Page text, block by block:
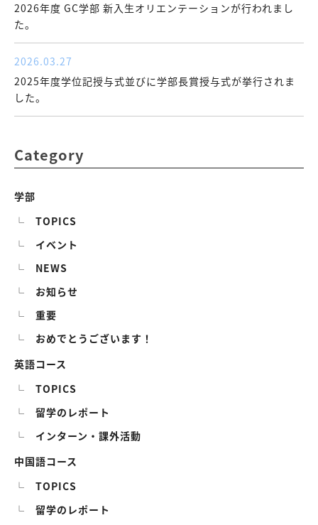
2026年度 GC学部 新入生オリエンテーションが行われまし
た。
2026.03.27
2025年度学位記授与式並びに学部長賞授与式が挙行されま
した。
Category
学部
TOPICS
イベント
NEWS
お知らせ
重要
おめでとうございます！
英語コース
TOPICS
留学のレポート
インターン・課外活動
中国語コース
TOPICS
留学のレポート